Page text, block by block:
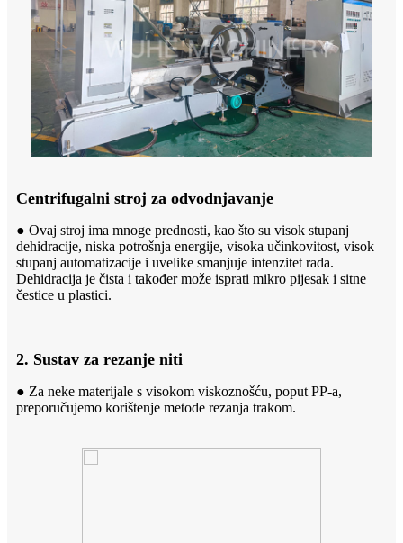
Centrifugalni stroj za odvodnjavanje
● Ovaj stroj ima mnoge prednosti, kao što su visok stupanj
dehidracije, niska potrošnja energije, visoka učinkovitost, visok
stupanj automatizacije i uvelike smanjuje intenzitet rada.
Dehidracija je čista i također može isprati mikro pijesak i sitne
čestice u plastici.
2. Sustav za rezanje niti
● Za neke materijale s visokom viskoznošću, poput PP-a,
preporučujemo korištenje metode rezanja trakom.